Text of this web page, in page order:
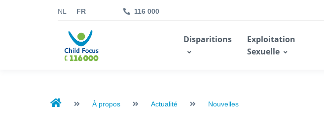
NL FR 116 000
Disparitions
Exploitation
Sexuelle
À propos Actualité Nouvelles